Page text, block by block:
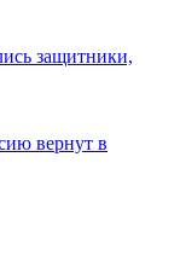
защитники,
вернут в